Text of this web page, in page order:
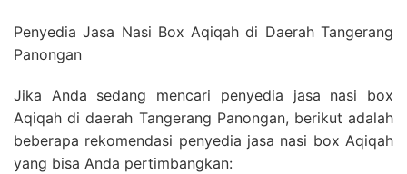
Penyedia Jasa Nasi Box Aqiqah di Daerah Tangerang
Panongan
Jika Anda sedang mencari penyedia jasa nasi box
Aqiqah di daerah Tangerang Panongan, berikut adalah
beberapa rekomendasi penyedia jasa nasi box Aqiqah
yang bisa Anda pertimbangkan: